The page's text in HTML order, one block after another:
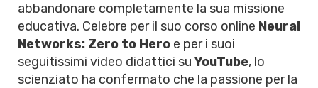
abbandonare completamente la sua missione
educativa. Celebre per il suo corso online Neural
Networks: Zero to Hero e per i suoi
seguitissimi video didattici suYouTube, lo
scienziato ha confermato che la passione per la